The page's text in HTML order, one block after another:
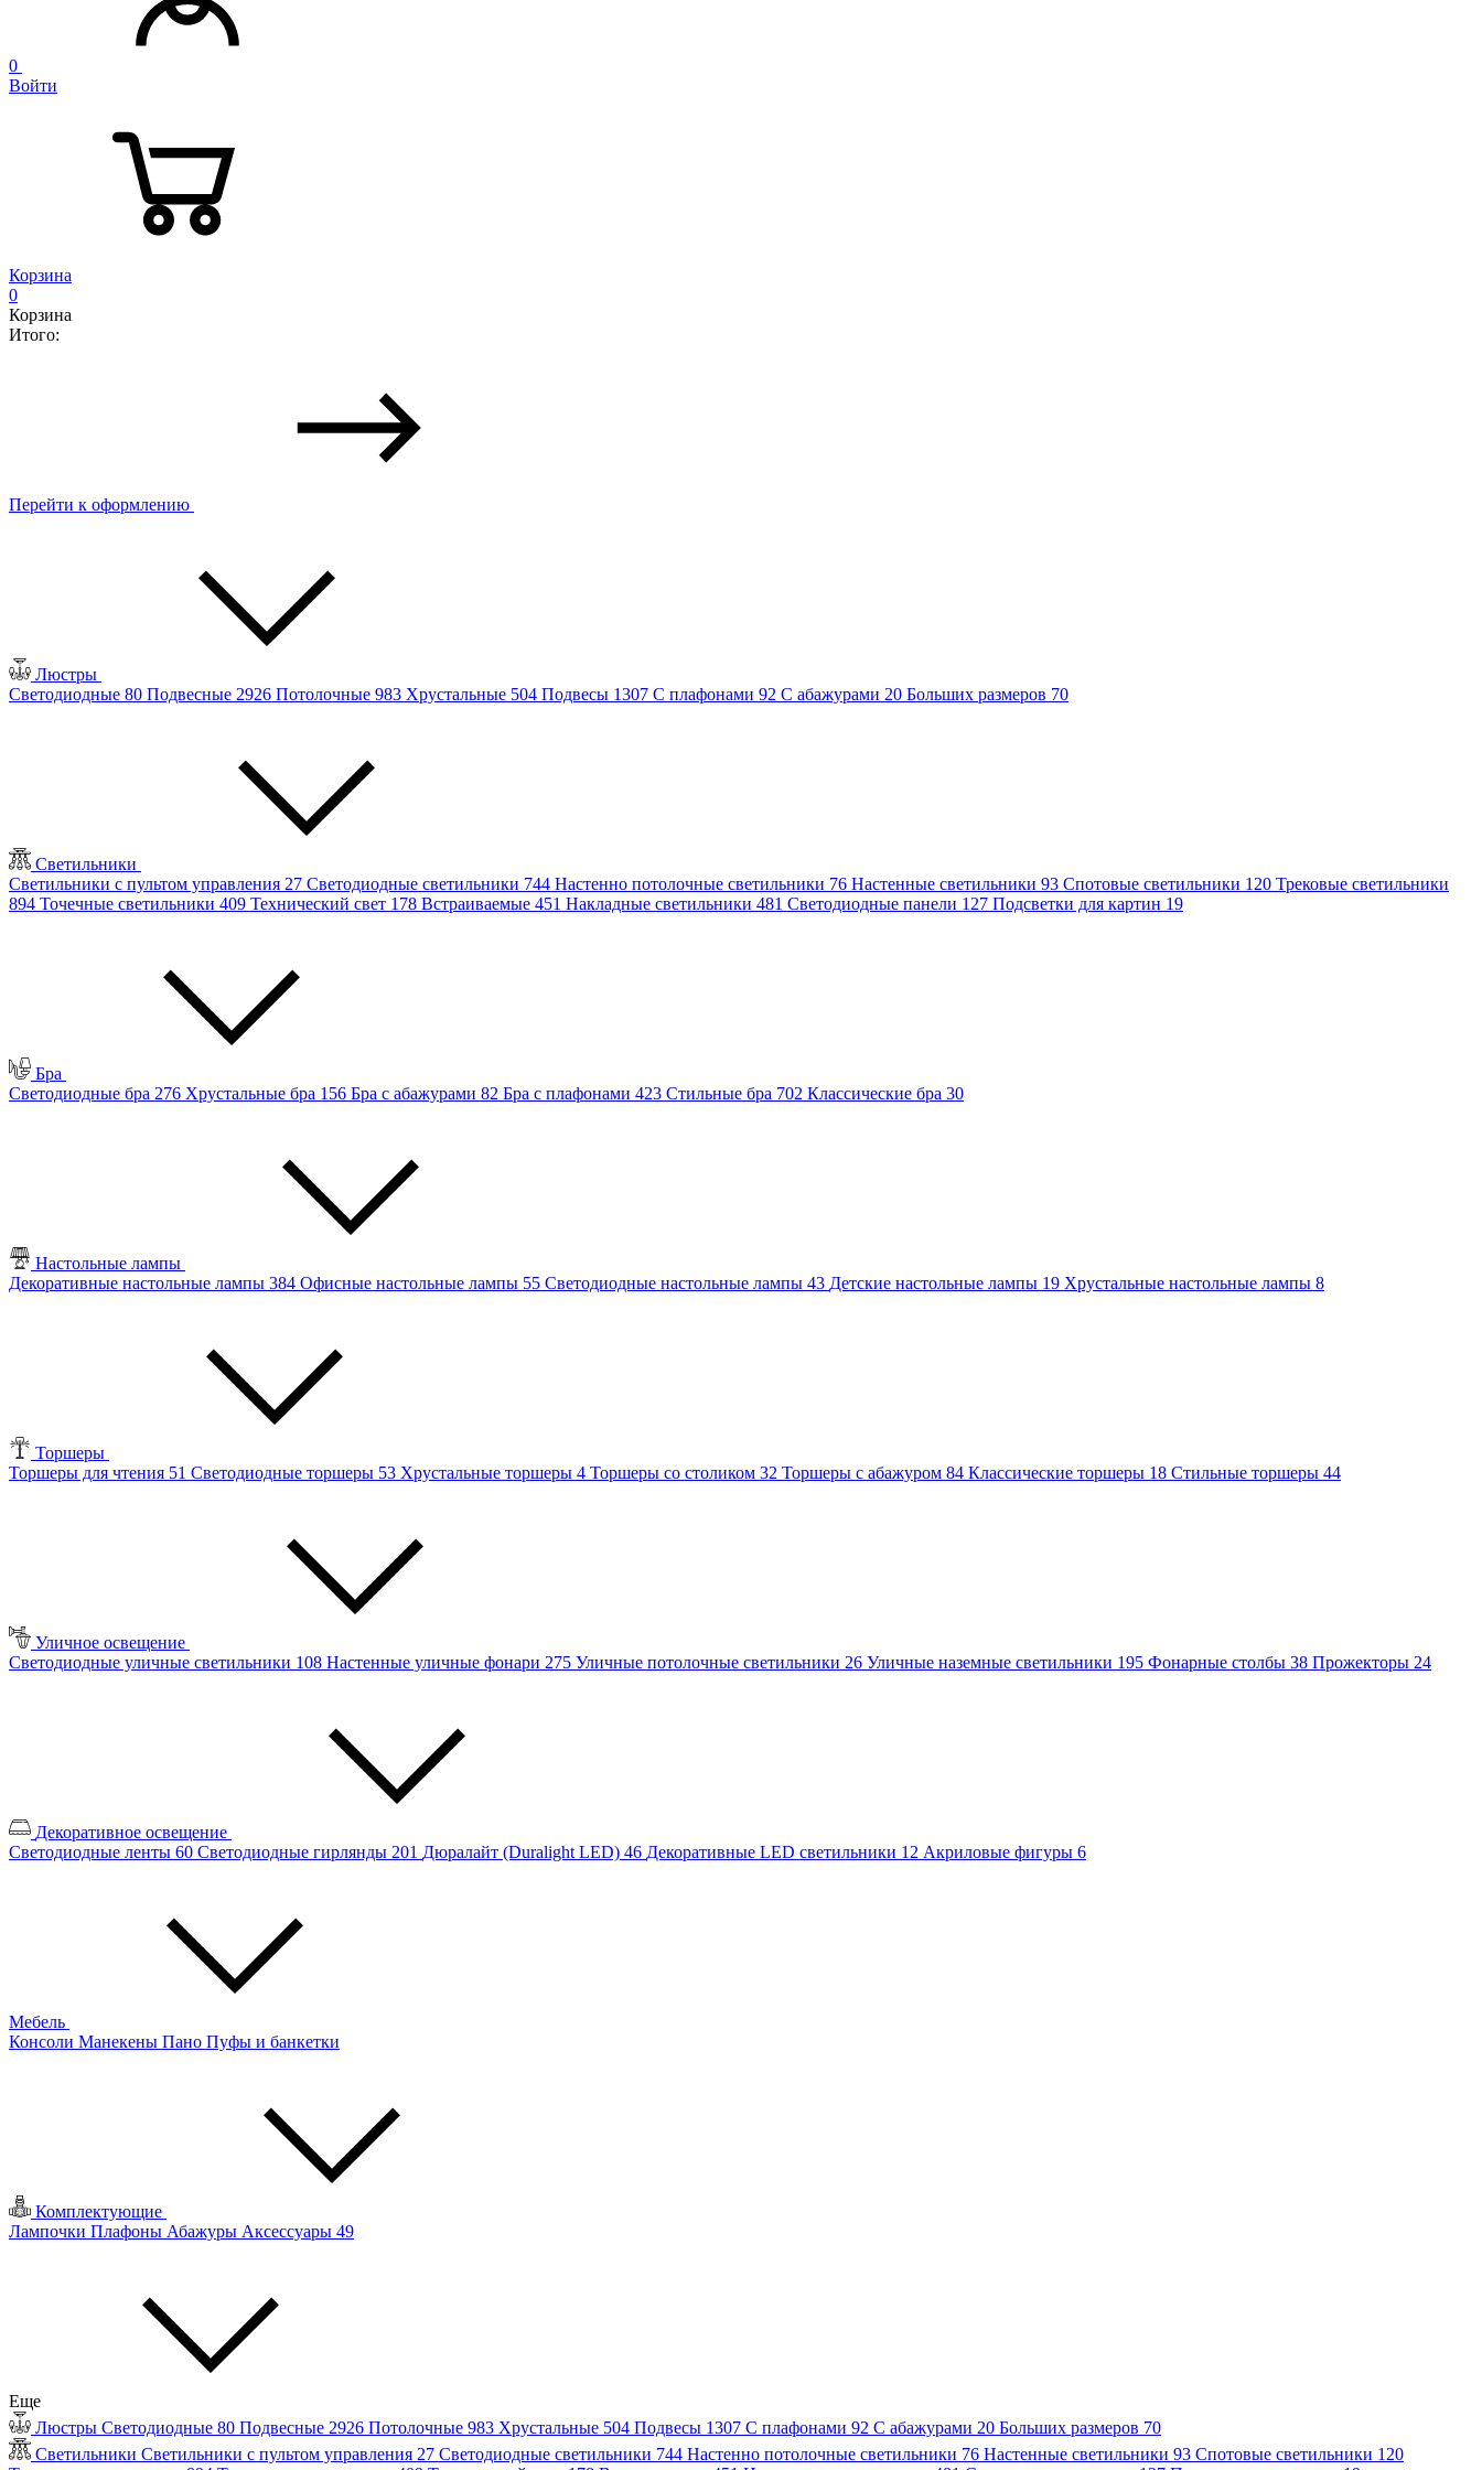
0
Войти
Корзина
0
Корзина
Итого:
Перейти к оформлению
Люстры
Светодиодные 80 Подвесные 2926 Потолочные 983 Хрустальные 504 Подвесы 1307 С плафонами 92 С абажурами 20 Больших размеров 70
Светильники
Светильники с пультом управления 27 Светодиодные светильники 744 Настенно потолочные светильники 76 Настенные светильники 93 Спотовые светильники 120 Трековые светильники
894 Точечные светильники 409 Технический свет 178 Встраиваемые 451 Накладные светильники 481 Светодиодные панели 127 Подсветки для картин 19
Бра
Светодиодные бра 276 Хрустальные бра 156 Бра с абажурами 82 Бра с плафонами 423 Стильные бра 702 Классические бра 30
Настольные лампы
Декоративные настольные лампы 384 Офисные настольные лампы 55 Светодиодные настольные лампы 43 Детские настольные лампы 19 Хрустальные настольные лампы 8
Торшеры
Торшеры для чтения 51 Светодиодные торшеры 53 Хрустальные торшеры 4 Торшеры со столиком 32 Торшеры с абажуром 84 Классические торшеры 18 Стильные торшеры 44
Уличное освещение
Светодиодные уличные светильники 108 Настенные уличные фонари 275 Уличные потолочные светильники 26 Уличные наземные светильники 195 Фонарные столбы 38 Прожекторы 24
Декоративное освещение
Светодиодные ленты 60 Светодиодные гирлянды 201 Дюралайт (Duralight LED) 46 Декоративные LED светильники 12 Акриловые фигуры 6
Мебель
Консоли Манекены Пано Пуфы и банкетки
Комплектующие
Лампочки Плафоны Абажуры Аксессуары 49
Еще
Люстры Светодиодные 80 Подвесные 2926 Потолочные 983 Хрустальные 504 Подвесы 1307 С плафонами 92 С абажурами 20 Больших размеров 70
Светильники Светильники с пультом управления 27 Светодиодные светильники 744 Настенно потолочные светильники 76 Настенные светильники 93 Спотовые светильники 120